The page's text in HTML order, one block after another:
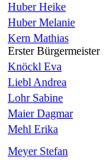
Huber Heike
Huber Melanie
Kern Mathias
Erster Bürgermeister
Knöckl Eva
Liebl Andrea
Lohr Sabine
Maier Dagmar
Mehl Erika
Meyer Stefan